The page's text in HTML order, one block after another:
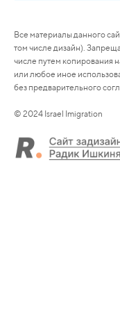
Все материалы данного
том числе дизайн).
числе путем копирования
или любое иное
без предварительного
© 2024 Israel Imigration